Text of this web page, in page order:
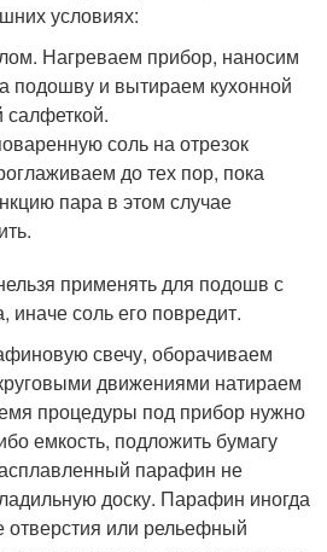
условиях:
Нагреваем прибор, наносим
подошву и вытираем кухонной
салфеткой.
соль на отрезок
до тех пор, пока
пара в этом случае
применять для подошв с
соль его повредит.
свечу, оборачиваем
движениями натираем
процедуры под прибор нужно
емкость, подложить бумагу
парафин не
доску. Парафин иногда
отверстия или рельефный